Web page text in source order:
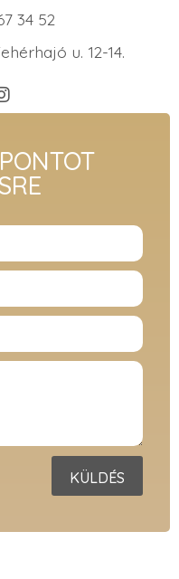
34 52
u. 12-14.
KÜLDÉS